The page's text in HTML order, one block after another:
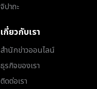
จิปาถะ
เกี่ยวกับเรา
สำนักข่าวออนไลน์
ธุรกิจของเรา
ติดต่อเรา